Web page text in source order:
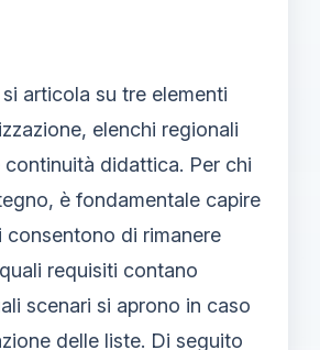
articola su tre elementi
elenchi regionali
didattica. Per chi
è fondamentale capire
consentono di rimanere
requisiti contano
scenari si aprono in caso
delle liste. Di seguito